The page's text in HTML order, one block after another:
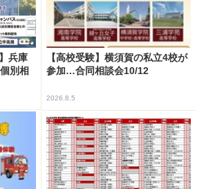
兵庫
別相
【高校受験】横須賀の私立4校が
参加…合同相談会10/12
2026.8.5